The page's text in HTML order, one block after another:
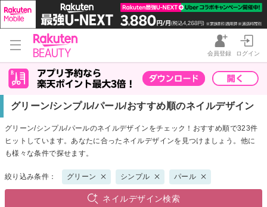
会員登録 ログイン
グリーン/シンプル/パール/おすすめ順のネイルデザイン
グリーン/シンプル/パールのネイルデザインをチェック！おすすめ順で323件
ヒットしています。あなたに合ったネイルデザインを見つけましょう。他に
も様々な条件で探せます。
絞り込み条件： グリーン シンプル パール
ネイルデザイン検索